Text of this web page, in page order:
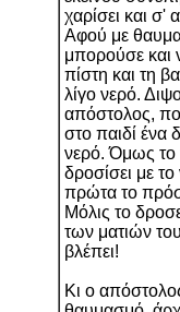
χαρίσει και
Αφού με
μπορούσε και
πίστη και τη
λίγο νερό.
απόστολος,
στο παιδί ένα
νερό. Όμως το
δροσίσει με
πρώτα το
Μόλις το
των ματιών
βλέπει!
Κι ο